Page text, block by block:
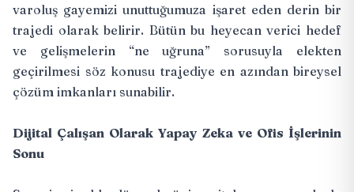
varoluş gayemizi unuttuğumuza işaret eden derin bir
trajedi olarak belirir. Bütün bu heyecan verici hedef
ve gelişmelerin “ne uğruna” sorusuyla elekten
geçirilmesi söz konusu trajediye en azından bireysel
çözüm imkanları sunabilir.
Dijital Çalışan Olarak Yapay Zeka ve Ofis İşlerinin
Sonu